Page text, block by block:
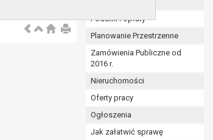
Podatki i opłaty
Planowanie Przestrzenne
Zamówienia Publiczne od
2016 r.
Nieruchomości
Oferty pracy
Ogłoszenia
Jak załatwić sprawę
poz. 1875 ze zm.) oraz z
w treści zgody.